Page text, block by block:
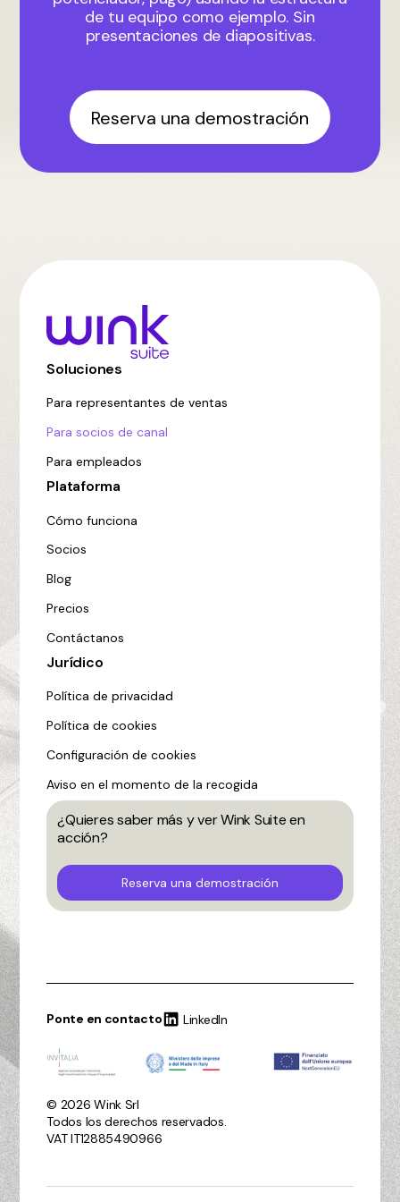
de tu equipo como ejemplo. Sin
presentaciones de diapositivas.
Reserva una demostración
Soluciones
Para representantes de ventas
Para socios de canal
Para empleados
Plataforma
Cómo funciona
Socios
Blog
Precios
Contáctanos
Jurídico
Política de privacidad
Política de cookies
Configuración de cookies
Aviso en el momento de la recogida
¿Quieres saber más y ver Wink Suite en
acción?
Reserva una demostración
© 2026 Wink Srl
Todos los derechos reservados.
VAT IT12885490966
Ponte en contacto LinkedIn